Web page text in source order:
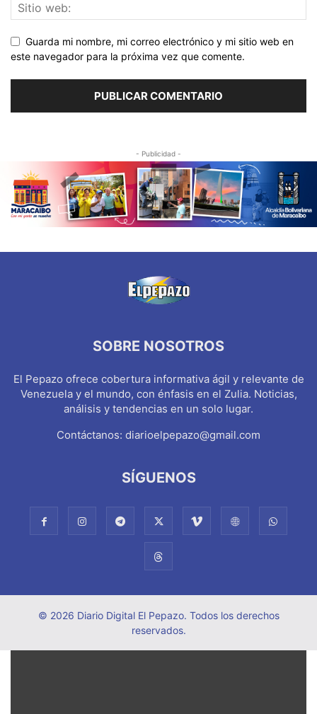
Guarda mi nombre, mi correo electrónico y mi sitio web en
este navegador para la próxima vez que comente.
- Publicidad -
SOBRE NOSOTROS
El Pepazo ofrece cobertura informativa ágil y relevante de
Venezuela y el mundo, con énfasis en el Zulia. Noticias,
análisis y tendencias en un solo lugar.
Contáctanos: diarioelpepazo@gmail.com
SÍGUENOS
© 2026 Diario Digital El Pepazo. Todos los derechos
reservados.